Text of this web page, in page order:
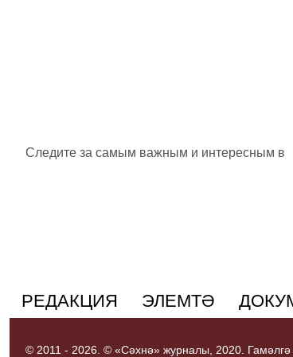
Следите за самым важным и интересным в
РЕДАКЦИЯ ЭЛЕМТӘ
© 2011 - 2026. © «Сәхнә» журналы, 2020.